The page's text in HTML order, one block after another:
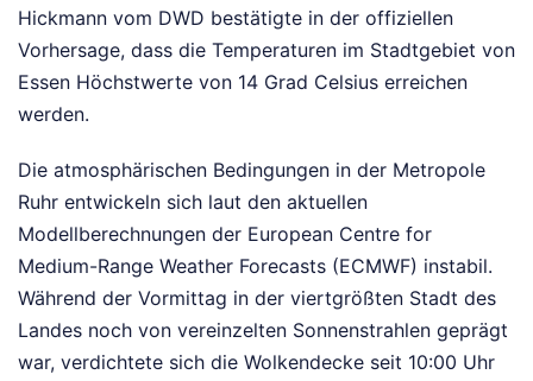
Hickmann vom DWD bestätigte in der offiziellen
Vorhersage, dass die Temperaturen im Stadtgebiet von
Essen Höchstwerte von 14 Grad Celsius erreichen
werden.
Die atmosphärischen Bedingungen in der Metropole
Ruhr entwickeln sich laut den aktuellen
Modellberechnungen der European Centre for
Medium-Range Weather Forecasts (ECMWF) instabil.
Während der Vormittag in der viertgrößten Stadt des
Landes noch von vereinzelten Sonnenstrahlen geprägt
war, verdichtete sich die Wolkendecke seit 10:00 Uhr